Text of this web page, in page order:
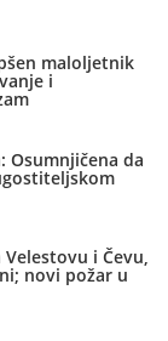
maloljetnik
i
Osumnjičena da
i Čevu,
novi požar u